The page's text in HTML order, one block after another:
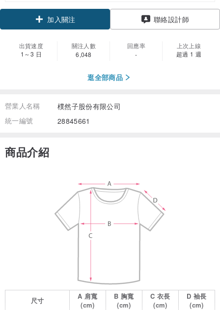
加入關注 聯絡設計師
出貨速度
1～3 日
關注人數
6,048
回應率
-
上次上線
超過 1 週
逛全部商品
營業人名稱
樸然子股份有限公司
統一編號
28845661
商品介紹
尺寸 A 肩寬
(cm)
B 胸寬
(cm)
C衣長
(cm)
D袖長
(cm)